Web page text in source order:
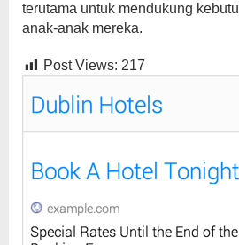
terutama untuk mendukung
anak-anak mereka.
Post Views: 217